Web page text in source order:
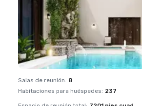
Salas de reunión: 8
Habitaciones para huéspedes: 237